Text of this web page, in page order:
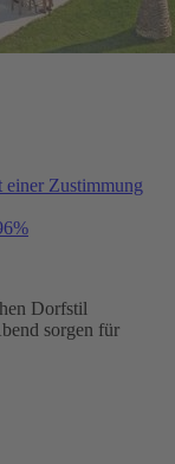
einer Zustimmung
Dorfstil
sorgen für